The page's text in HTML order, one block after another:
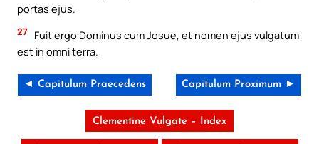
portas ejus.
27 Fuit ergo Dominus cum Josue, et nomen ejus vulgatum
est in omni terra.
◄ Capitulum Praecedens Capitulum Proximum ►
Clementine Vulgate – Index